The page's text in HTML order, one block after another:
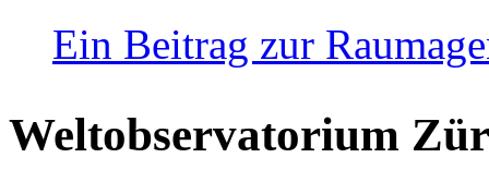
Ein Beitrag zur
Weltobservatorium